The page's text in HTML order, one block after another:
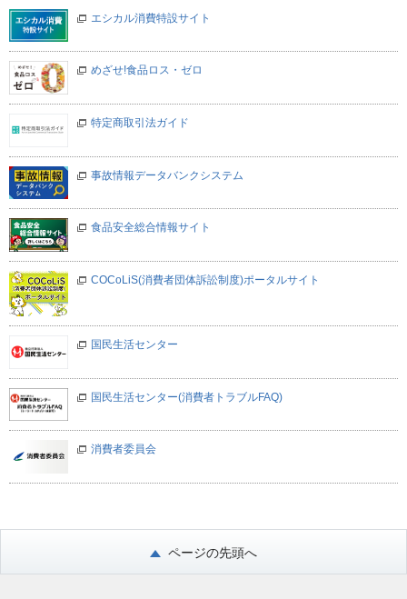
エシカル消費特設サイト
めざせ!食品ロス・ゼロ
特定商取引法ガイド
事故情報データバンクシステム
食品安全総合情報サイト
COCoLiS(消費者団体訴訟制度)ポータルサイト
国民生活センター
国民生活センター(消費者トラブルFAQ)
消費者委員会
ページの先頭へ